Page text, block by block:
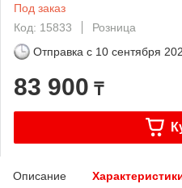
Под заказ
Код: 15833
Розница
Отправка с 10 сентября
83 900 ₸
Описание